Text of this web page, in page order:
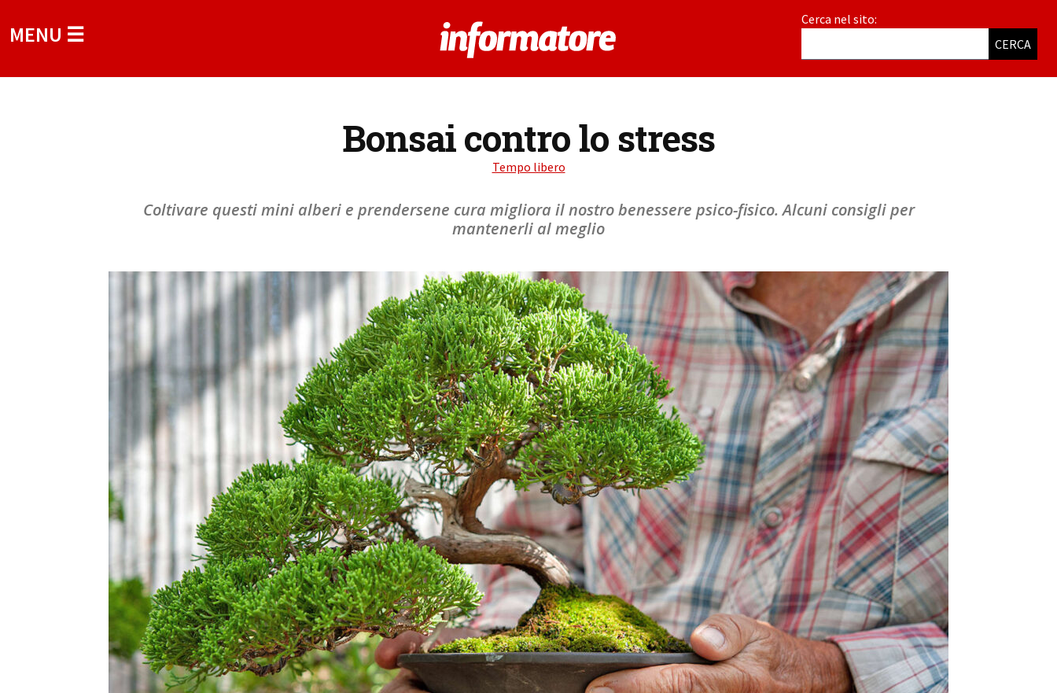
MENU ☰
Cerca nel sito:
CERCA
Bonsai contro lo stress
Tempo libero
Coltivare questi mini alberi e prendersene cura migliora il nostro benessere psico-fisico. Alcuni consigli per
mantenerli al meglio